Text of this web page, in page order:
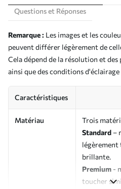
Questions et Réponses
Remarque : Les images et les
peuvent différer légèrement de
Cela dépend de la résolution et
ainsi que des conditions d'éclairage
Caractéristiques
Matériau
Trois
Standard –
légèrement
brillante.
Premium -
toucher